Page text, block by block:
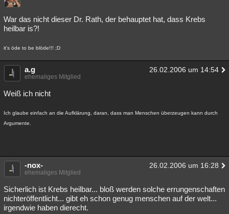
War das nicht dieser Dr. Rath, der behauptet hat, dass Krebs
heilbar is?!
it's öde to be blöde!!! ;D
a.g 26.02.2006 um 14:54
ehemaliges Mitglied
Weiß ich nicht
Ich glaube einfach an die Aufklärung, daran, dass man Menschen überzeugen kann durch
Argumente.
-nox- 26.02.2006 um 16:28
ehemaliges Mitglied
Sicherlich ist Krebs heilbar... bloß werden solche errungenschaften
nichteröffentlicht... gibt eh schon genug menschen auf der welt...
irgendwie haben dierecht.